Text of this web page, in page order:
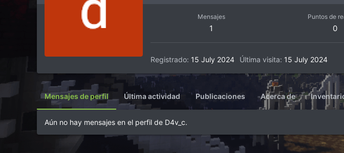
Mensajes
1
Puntos de
0
Registrado 15 July 2024 Última visita 15 July 2024
Mensajes de perfil Última actividad Publicaciones Acerca de
Aún no hay mensajes en el perfil de D4v_c.